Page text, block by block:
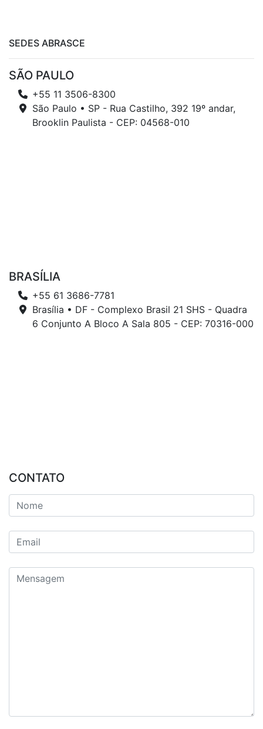
SEDES ABRASCE
SÃO PAULO
+55 11 3506-8300
São Paulo • SP - Rua Castilho, 392 19º andar,
Brooklin Paulista - CEP: 04568-010
BRASÍLIA
+55 61 3686-7781
Brasília • DF - Complexo Brasil 21 SHS - Quadra
6 Conjunto A Bloco A Sala 805 - CEP: 70316-000
CONTATO